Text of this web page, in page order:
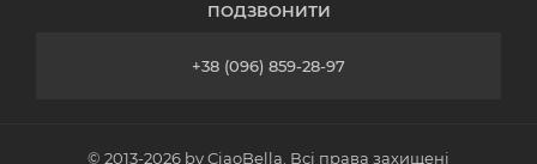
ПОДЗВОНИТИ
+38 (096) 859-28-97
© 2013-2026 by CiaoBella. Всі права захищені